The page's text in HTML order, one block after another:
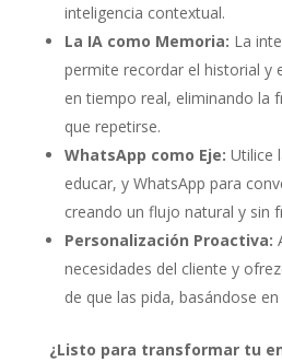
inteligencia contextual.
La IA como Memoria: La
permite recordar el historial y
en tiempo real, eliminando la
que repetirse.
WhatsApp como Eje: Utilice
educar, y WhatsApp para
creando un flujo natural y sin
Personalización Proactiva:
necesidades del cliente y
de que las pida, basándose
¿Listo para transformar tu